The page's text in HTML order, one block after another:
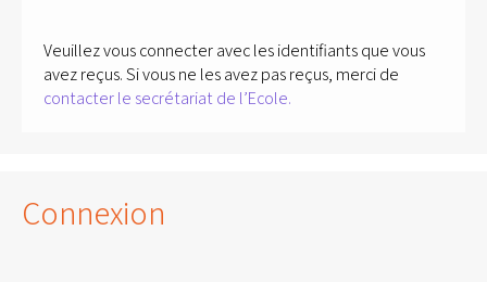
Veuillez vous connecter avec les identifiants que vous
avez reçus. Si vous ne les avez pas reçus, merci de
contacter le secrétariat de l’Ecole.
Connexion